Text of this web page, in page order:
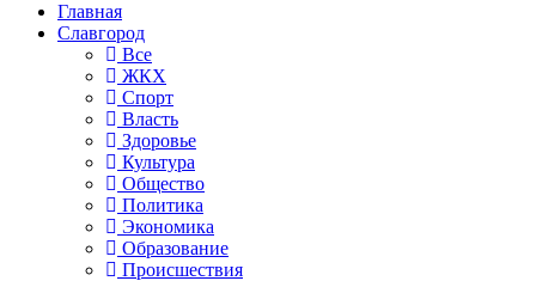
Главная
Славгород
Все
ЖКХ
Спорт
Власть
Здоровье
Культура
Общество
Политика
Экономика
Образование
Происшествия